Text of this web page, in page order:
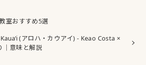
室おすすめ5選
(アロハ・カウアイ) - Keao Costa ×
｜意味と解説